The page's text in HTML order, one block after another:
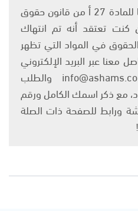
يتم الاستخدام المواد وفقًا للمادة 27 أ من قانون حقوق
والنشر 2007، وإن كنت تعتقد أنه تم انتهاك
في المواد التي تظهر
معنا عبر البريد الإلكتروني
على العنوان التالي: info@ashams.com والطلب
مع ذكر اسمك الكامل ورقم
ورابط للصفحة ذات الصلة